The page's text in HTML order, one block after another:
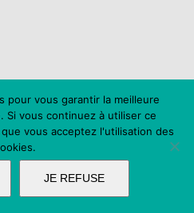
pour vous garantir la meilleure
Si vous continuez à utiliser ce
vous acceptez l'utilisation des
JE REFUSE